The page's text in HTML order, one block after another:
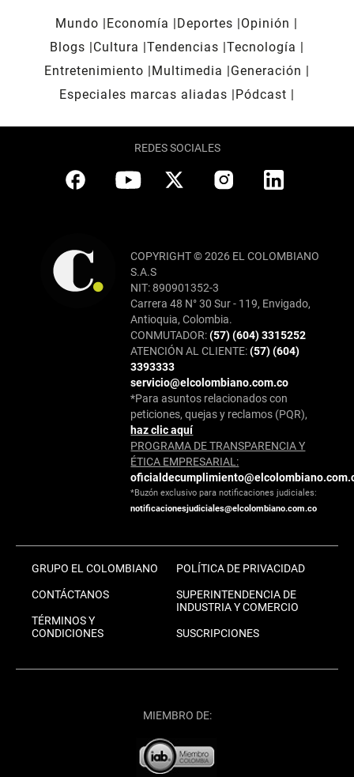
Mundo Economía Deportes
Opinión
Blogs
Cultura Tendencias Tecnología
Entretenimiento
Multimedia
Generación
Especiales marcas aliadas
Pódcast
REDES SOCIALES
COPYRIGHT © 2026 EL COLOMBIANO
S.A.S
NIT: 890901352-3
Carrera 48 N° 30 Sur - 119, Envigado,
Antioquia, Colombia.
CONMUTADOR:(57) (604) 3315252
ATENCIÓN AL CLIENTE:(57) (604)
3393333
servicio@elcolombiano.com.co
*Para asuntos relacionados con
peticiones, quejas y reclamos (PQR),
haz clic aquí
PROGRAMA DE TRANSPARENCIA Y
ÉTICA EMPRESARIAL:
*Buzón exclusivo para notificaciones judiciales:
notificacionesjudiciales@elcolombiano.com.co
GRUPO EL COLOMBIANO
CONTÁCTANOS
TÉRMINOS Y
CONDICIONES
POLÍTICA DE PRIVACIDAD
SUPERINTENDENCIA DE
INDUSTRIA Y COMERCIO
SUSCRIPCIONES
MIEMBRO DE: